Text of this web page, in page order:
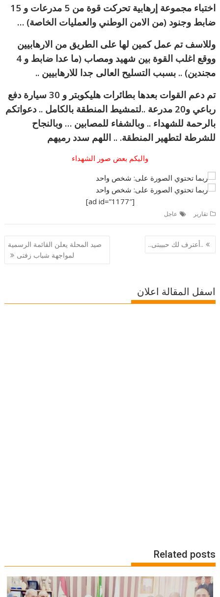
اختباء مجموعة إرهابية تحركت قوة من 5 مدرعات و 15
ضابط وجنود (من الامن الوطني والعمليات الخاصة) …
وللاسف تم عمل كمين لها على الطريق من الارهابيين
ووقع اغلب القوة بين شهيد ومصاب (ما عدا ضابط و 4
مجندين) .. بسبب التسليح العالى جدا للارهابيين ..
تم دعم القوات بعدها بطائرات هليكوبتر و 30 سيارة دفع
رباعي و20 مدرعة ..لتمشيط المنطقة بالكامل .. دعواتكم
بالرحمة للشهداء .. وبالشفاء للمصابين … وبالنجاح
للشرطة لتطهير المنطقة. .. اللهم سدد رميهم
واليكم بعض صور الشهداء
[ad id=”1177″]
تقارير عاجل
تصفّح
المقالات
..أعترف لك حبيبتى..
صيد المحلة يعلن القائمة الرسمية
لمواجهة شباب زفتى
اسفل المقالة اعلان
Related posts